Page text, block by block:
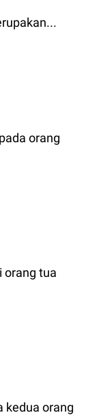
orang
orang tua
kedua orang